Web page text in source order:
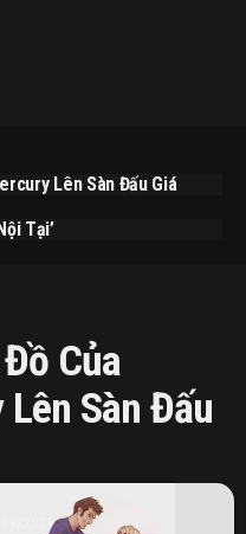
Lên Sàn Đấu Giá
Tại’
Của
Sàn Đấu
09/2023